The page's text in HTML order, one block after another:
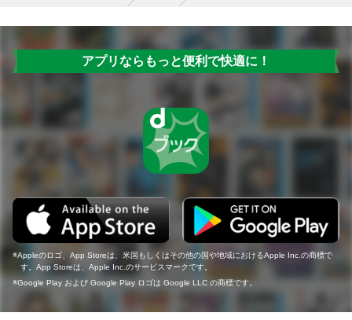
アプリならもっと便利で快適に！
Appleのロゴ、App Storeは、米国もしくはその他の国や地域におけるApple Inc.の商標で
す。App Storeは、Apple Inc.のサービスマークです。
Google Play および Google Play ロゴは Google LLC の商標です。